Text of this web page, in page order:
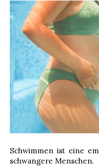
Schwimmen ist eine
schwangere Menschen.